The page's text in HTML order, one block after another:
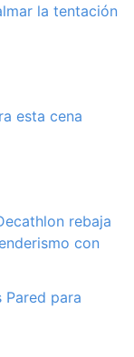
la tentación
esta cena
rebaja
con
Pared para